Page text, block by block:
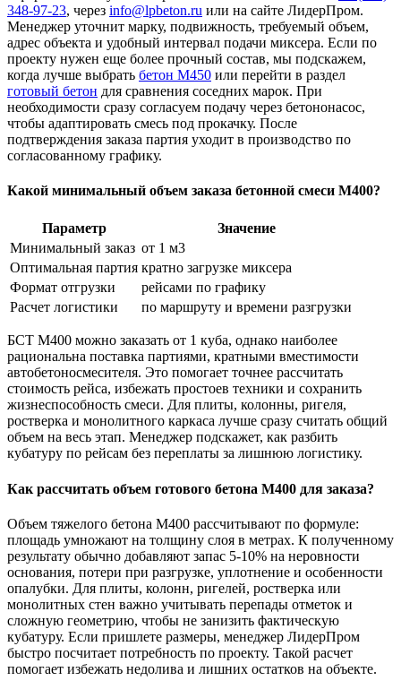
348-97-23, через info@lpbeton.ru или на сайте ЛидерПром.
Менеджер уточнит марку, подвижность, требуемый объем,
адрес объекта и удобный интервал подачи миксера. Если по
проекту нужен еще более прочный состав, мы подскажем,
когда лучше выбрать бетон М450 или перейти в раздел
готовый бетон для сравнения соседних марок. При
необходимости сразу согласуем подачу через бетононасос,
чтобы адаптировать смесь под прокачку. После
подтверждения заказа партия уходит в производство по
согласованному графику.
Какой минимальный объем заказа бетонной смеси М400?
Параметр
Значение
Минимальный заказ от 1 м3
Оптимальная партия кратно загрузке миксера
Формат отгрузки
рейсами по графику
Расчет логистики
по маршруту и времени разгрузки
БСТ М400 можно заказать от 1 куба, однако наиболее
рациональна поставка партиями, кратными вместимости
автобетоносмесителя. Это помогает точнее рассчитать
стоимость рейса, избежать простоев техники и сохранить
жизнеспособность смеси. Для плиты, колонны, ригеля,
ростверка и монолитного каркаса лучше сразу считать общий
объем на весь этап. Менеджер подскажет, как разбить
кубатуру по рейсам без переплаты за лишнюю логистику.
Как рассчитать объем готового бетона М400 для заказа?
Объем тяжелого бетона М400 рассчитывают по формуле:
площадь умножают на толщину слоя в метрах. К полученному
результату обычно добавляют запас 5-10% на неровности
основания, потери при разгрузке, уплотнение и особенности
опалубки. Для плиты, колонн, ригелей, ростверка или
монолитных стен важно учитывать перепады отметок и
сложную геометрию, чтобы не занизить фактическую
кубатуру. Если пришлете размеры, менеджер ЛидерПром
быстро посчитает потребность по проекту. Такой расчет
помогает избежать недолива и лишних остатков на объекте.